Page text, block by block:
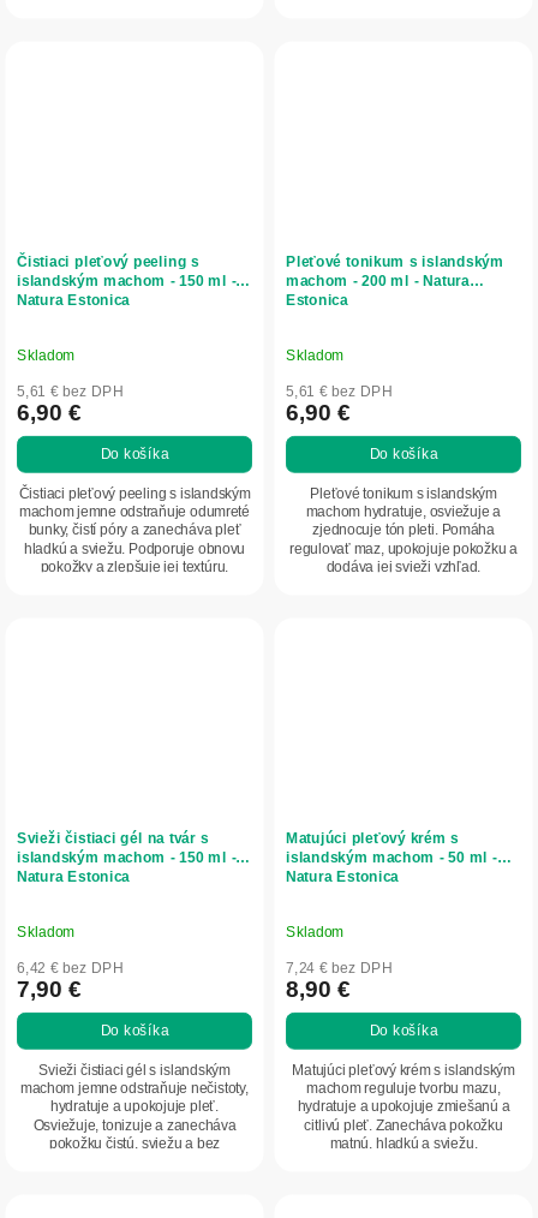
Čistiaci pleťový peeling s
islandským machom - 150 ml -
Natura Estonica
Skladom
5,61 € bez DPH
6,90 €
Do košíka
Čistiaci pleťový peeling s islandským
machom jemne odstraňuje odumreté
bunky, čistí póry a zanecháva pleť
hladkú a sviežu. Podporuje obnovu
pokožky a zlepšuje jej textúru.
Pleťové tonikum s islandským
machom - 200 ml - Natura
Estonica
Skladom
5,61 € bez DPH
6,90 €
Do košíka
Pleťové tonikum s islandským
machom hydratuje, osviežuje a
zjednocuje tón pleti. Pomáha
regulovať maz, upokojuje pokožku a
dodáva jej svieži vzhľad.
Svieži čistiaci gél na tvár s
islandským machom - 150 ml -
Natura Estonica
Skladom
6,42 € bez DPH
7,90 €
Do košíka
Svieži čistiaci gél s islandským
machom jemne odstraňuje nečistoty,
hydratuje a upokojuje pleť.
Osviežuje, tonizuje a zanecháva
pokožku čistú, sviežu a bez
Matujúci pleťový krém s
islandským machom - 50 ml -
Natura Estonica
Skladom
7,24 € bez DPH
8,90 €
Do košíka
Matujúci pleťový krém s islandským
machom reguluje tvorbu mazu,
hydratuje a upokojuje zmiešanú a
citlivú pleť. Zanecháva pokožku
matnú, hladkú a sviežu.